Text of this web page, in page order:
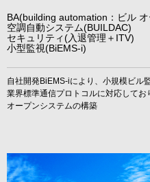
BA(building automation：ビル
空調自動システム(BUILDAC)
セキュリティ(入退管理＋ITV)
小型監視(BiEMS-i)
自社開発BiEMS-iにより、小規模ビル
業界標準通信プロトコルに対応してお
オープンシステムの構築